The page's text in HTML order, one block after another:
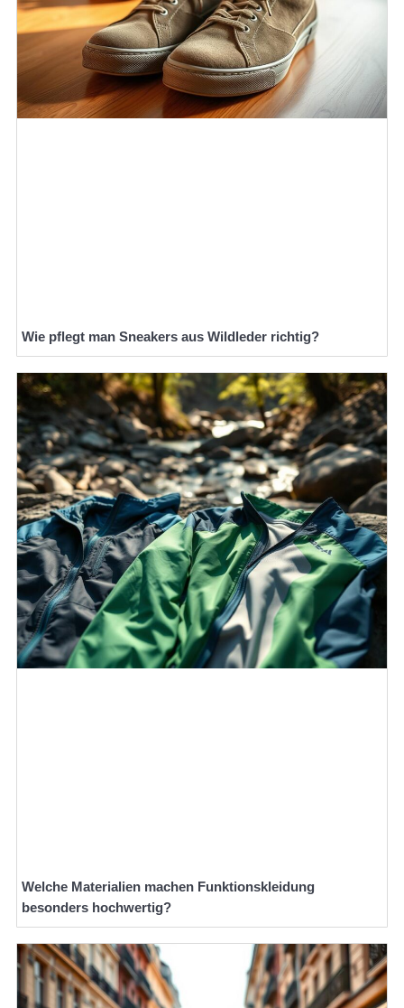
Wie pflegt man Sneakers aus Wildleder richtig?
Welche Materialien machen Funktionskleidung
besonders hochwertig?